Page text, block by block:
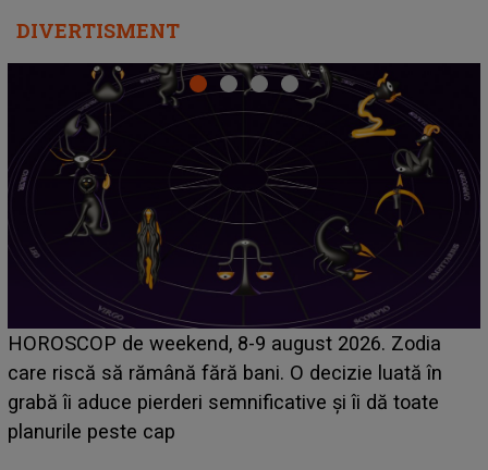
DIVERTISMENT
Emanuel a ținut ACEST DETALIU ASCUNS până
acum! În fața Alexandrei, concurentul din Casa Iubirii
face o MĂRTURISIRE NEAȘTEPTATĂ despre mama
sa: "I-am spus și ei în față, eu nu te iubesc pentru